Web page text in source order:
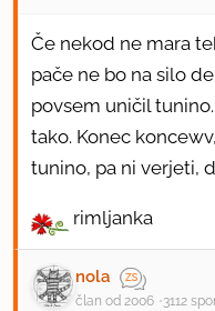
Če nekod ne mara
pače ne bo na silo
povsem uničil
tako. Konec
tunino, pa ni verjeti,
rimljanka
nola
član od 2006 3112